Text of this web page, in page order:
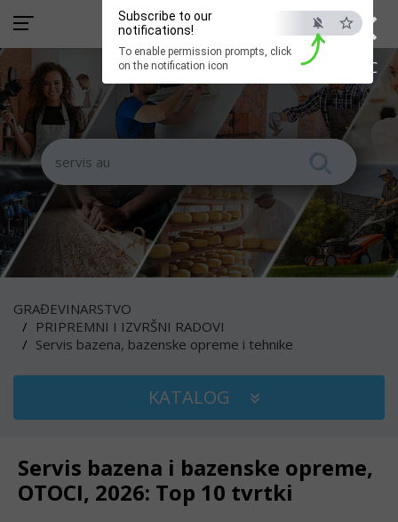
×
ESC
Subscribe to our
notifications!
To enable permission prompts, click
on the notification icon
GRAĐEVINARSTVO
PRIPREMNI I IZVRŠNI RADOVI
Servis bazena, bazenske opreme i tehnike
KATALOG
Servis bazena i bazenske opreme,
OTOCI, 2026: Top 10 tvrtki